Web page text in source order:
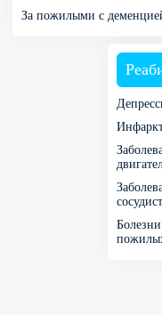
За пожилыми с